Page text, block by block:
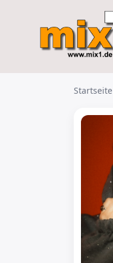
Startseite